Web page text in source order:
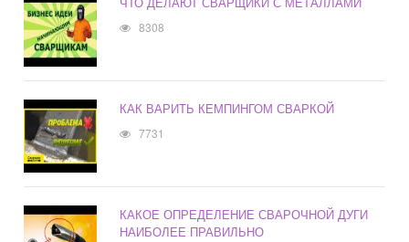
8308
КАК ВАРИТЬ КЕМПИНГОМ СВАРКОЙ
7731
КАКОЕ ОПРЕДЕЛЕНИЕ СВАРОЧНОЙ ДУГИ
НАИБОЛЕЕ ПРАВИЛЬНО